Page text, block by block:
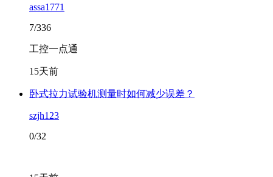
assa1771
7/336
工控一点通
15天前
卧式拉力试验机测量时如何减少误差？
szjh123
0/32